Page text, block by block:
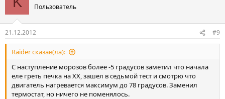
Пользователь
21.12.2012 #9
Raider сказав(ла):
С наступление морозов более -5 градусов заметил что начала
еле греть печка на ХХ, зашел в седьмой тест и смотрю что
двигатель нагревается максимум до 78 градусов. Заменил
термостат, но ничего не поменялось.